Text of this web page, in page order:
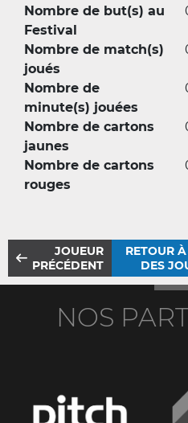
Nombre de but(s) au
Festival
Nombre de match(s)
joués
Nombre de
minute(s) jouées
Nombre de cartons
jaunes
Nombre de cartons
rouges
JOUEUR
PRÉCÉDENT
RETOUR
DES
NOS